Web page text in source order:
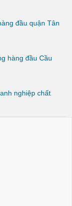
đầu quận Tân
hàng đầu Cầu
nghiệp chất